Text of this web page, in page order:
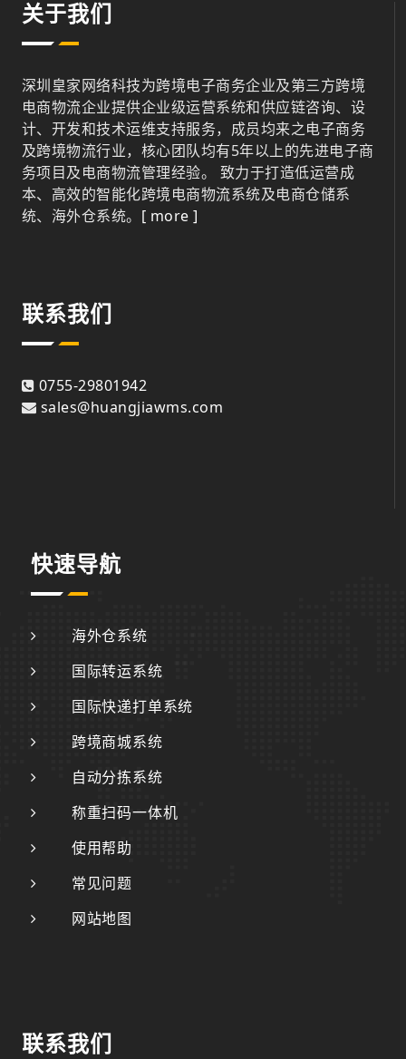
关于我们
深圳皇家网络科技为跨境电子商务企业及第三方跨境
电商物流企业提供企业级运营系统和供应链咨询、设
计、开发和技术运维支持服务，成员均来之电子商务
及跨境物流行业，核心团队均有5年以上的先进电子商
务项目及电商物流管理经验。 致力于打造低运营成
本、高效的智能化跨境电商物流系统及电商仓储系
统、海外仓系统。 [ more ]
联系我们
0755-29801942
sales@huangjiawms.com
快速导航
海外仓系统
国际转运系统
国际快递打单系统
跨境商城系统
自动分拣系统
称重扫码一体机
使用帮助
常见问题
网站地图
联系我们